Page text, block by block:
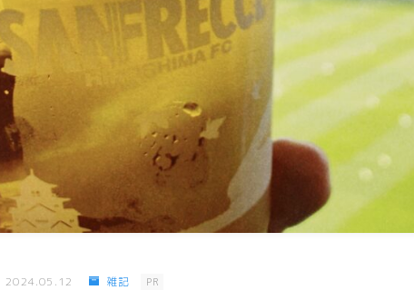
2024.05.12 雑記 PR